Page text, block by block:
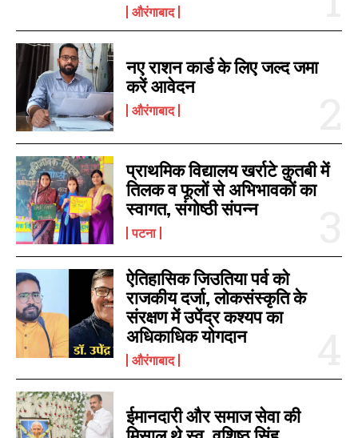
औरंगाबाद
नए राशन कार्ड के लिए जल्द जमा
करें आवेदन
औरंगाबाद
प्राथमिक विद्यालय खर्राटे कुतबी में
तिलक व फूलों से अभिभावकों का
स्वागत, संगोष्ठी संपन्न
पटना
ऐतिहासिक जिउतिया पर्व को
राजकीय दर्जा, लोकसंस्कृति के
संरक्षण में उपेंद्र कश्यप का
अधिकाधिक योगदान
औरंगाबाद
ईमानदारी और समाज सेवा की